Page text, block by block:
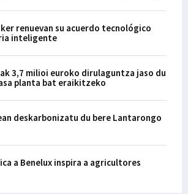
renuevan su acuerdo tecnológico
inteligente
3,7 milioi euroko dirulaguntza jaso du
planta bat eraikitzeko
deskarbonizatu du bere Lantarongo
a Benelux inspira a agricultores